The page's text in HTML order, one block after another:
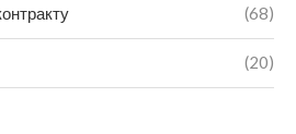
(68)
(20)